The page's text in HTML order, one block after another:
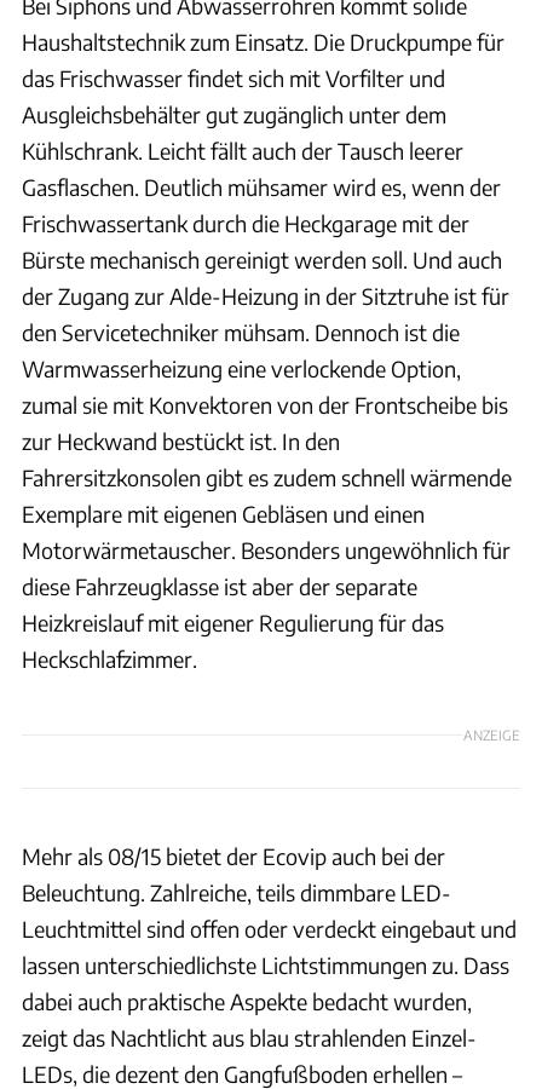
Haushaltstechnik zum Einsatz. Die Druckpumpe für
das Frischwasser findet sich mit Vorfilter und
Ausgleichsbehälter gut zugänglich unter dem
Kühlschrank. Leicht fällt auch der Tausch leerer
Gasflaschen. Deutlich mühsamer wird es, wenn der
Frischwassertank durch die Heckgarage mit der
Bürste mechanisch gereinigt werden soll. Und auch
der Zugang zur Alde-Heizung in der Sitztruhe ist für
den Servicetechniker mühsam. Dennoch ist die
Warmwasserheizung eine verlockende Option,
zumal sie mit Konvektoren von der Frontscheibe bis
zur Heckwand bestückt ist. In den
Fahrersitzkonsolen gibt es zudem schnell wärmende
Exemplare mit eigenen Gebläsen und einen
Motorwärmetauscher. Besonders ungewöhnlich für
diese Fahrzeugklasse ist aber der separate
Heizkreislauf mit eigener Regulierung für das
Heckschlafzimmer.
ANZEIGE
Mehr als 08/15 bietet der Ecovip auch bei der
Beleuchtung. Zahlreiche, teils dimmbare LED-
Leuchtmittel sind offen oder verdeckt eingebaut und
lassen unterschiedlichste Lichtstimmungen zu. Dass
dabei auch praktische Aspekte bedacht wurden,
zeigt das Nachtlicht aus blau strahlenden Einzel-
LEDs, die dezent den Gangfußboden erhellen –